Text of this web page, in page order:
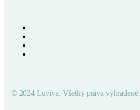
© 2024 Luviva. Všetky práva vyhradené.